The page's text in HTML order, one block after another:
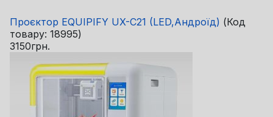
Проєктор EQUIPIFY UX-C21 (LED,Андроїд) (Код
товару: 18995)
3150грн.